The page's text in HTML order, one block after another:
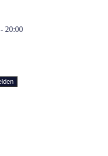
- 20:00